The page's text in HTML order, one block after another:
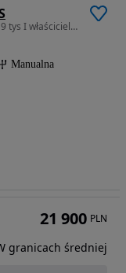
1956 cm3 • 163 KM • 2.0 CDTI 163 KM przeb 219 tys I właściciel bezwypadkowy Z SALONU OPLA
Manualna
21 900 PLN
granicach średniej